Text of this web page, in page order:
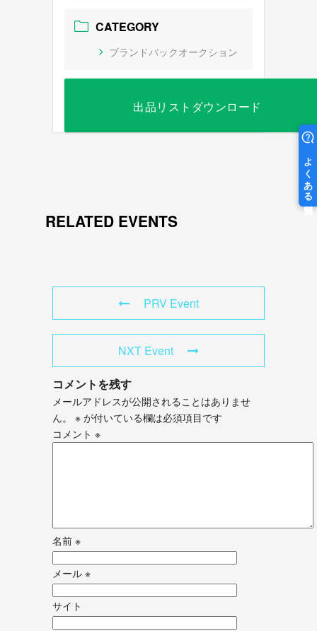
CATEGORY
ブランドバックオークション
出品リストダウンロード
RELATED EVENTS
PRV Event
NXT Event
コメントを残す
メールアドレスが公開されることはありませ
ん。
※ が付いている欄は必須項目です
コメント ※
名前 ※
メール ※
サイト